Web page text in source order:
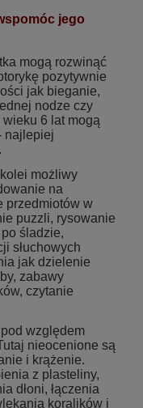
jego
mogą rozwinąć
pozytywnie
jak bieganie,
nodze czy
6 lat mogą
najlepiej
możliwy
na
przedmiotów w
puzzli, rysowanie
śladzie,
słuchowych
jak dzielenie
zabawy
czytanie
względem
nieocenione są
i krążenie.
z plasteliny,
dłoni, łączenia
koralików i